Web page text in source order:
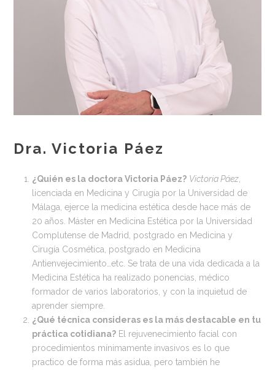
Dra. Victoria Páez
¿Quién es la doctora Victoria Páez? Victoria Páez
licenciada en Medicina y Cirugía por la Universidad de
Málaga, ejerce la medicina estética desde hace más de
20 años. Máster en Medicina Estética por la Universidad
Complutense de Madrid, postgrado en Medicina y
Cirugía Cosmética, postgrado en Medicina
Antienvejecimiento…etc. Se trata de una vida dedicada a la
Medicina Estética ha realizado ponencias, médico
formador de varios laboratorios, y con la inquietud de
aprender siempre.
¿Qué técnica consideras es la más destacable en tu
práctica cotidiana? El rejuvenecimiento facial con
procedimientos mínimamente invasivos es lo que
practico de forma más asidua, pero también he